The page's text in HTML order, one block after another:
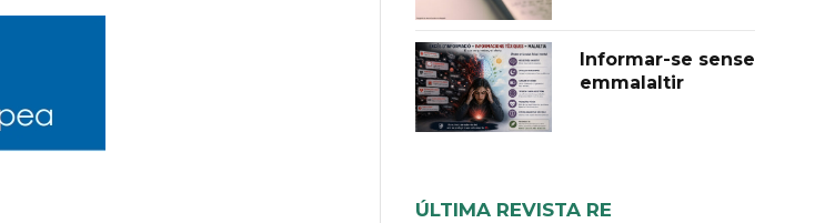
Informar-se sense
emmalaltir
ÚLTIMA REVISTA RE